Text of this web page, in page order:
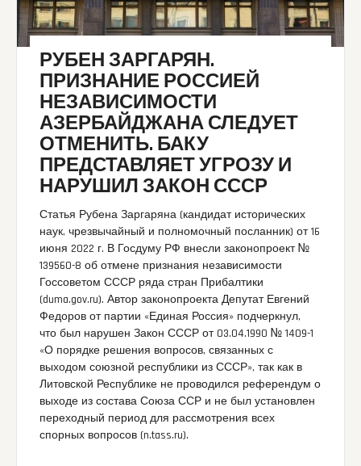
РУБЕН ЗАРГАРЯН.
ПРИЗНАНИЕ РОССИЕЙ
НЕЗАВИСИМОСТИ
АЗЕРБАЙДЖАНА СЛЕДУЕТ
ОТМЕНИТЬ. БАКУ
ПРЕДСТАВЛЯЕТ УГРОЗУ И
НАРУШИЛ ЗАКОН СССР
Статья Рубена Заргаряна (кандидат исторических
наук, чрезвычайный и полномочный посланник) от 16
июня 2022 г. В Госдуму РФ внесли законопроект №
139560-8 об отмене признания независимости
Госсоветом СССР ряда стран Прибалтики
(duma.gov.ru). Автор законопроекта Депутат Евгений
Федоров от партии «Единая Россия» подчеркнул,
что был нарушен Закон СССР от 03.04.1990 № 1409-1
«О порядке решения вопросов, связанных с
выходом союзной республики из СССР», так как в
Литовской Республике не проводился референдум о
выходе из состава Союза ССР и не был установлен
переходный период для рассмотрения всех
спорных вопросов (n.tass.ru).